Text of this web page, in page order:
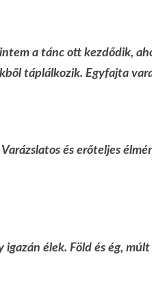
a tánc ott kezdődik,
táplálkozik. Egyfajta
és erőteljes
igazán élek. Föld és ég,